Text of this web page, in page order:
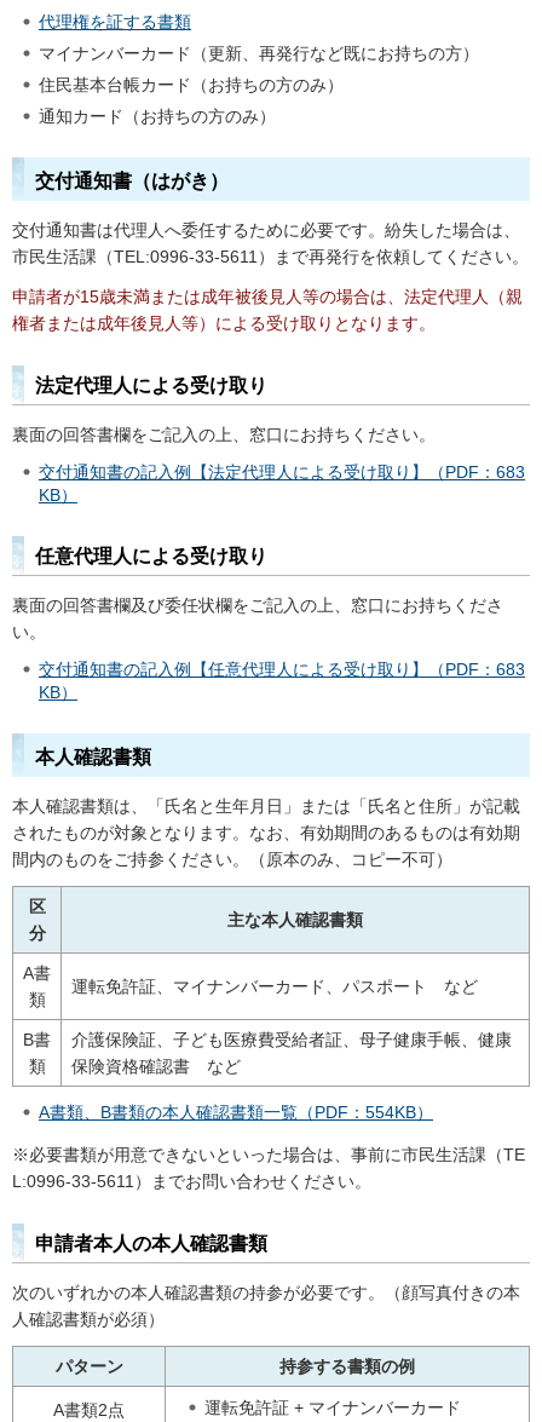
代理権を証する書類
マイナンバーカード（更新、再発行など既にお持ちの方）
住民基本台帳カード（お持ちの方のみ）
通知カード（お持ちの方のみ）
交付通知書（はがき）
交付通知書は代理人へ委任するために必要です。紛失した場合は、
市民生活課（TEL:0996-33-5611）まで再発行を依頼してください。
申請者が15歳未満または成年被後見人等の場合は、法定代理人（親
権者または成年後見人等）による受け取りとなります。
法定代理人による受け取り
裏面の回答書欄をご記入の上、窓口にお持ちください。
交付通知書の記入例【法定代理人による受け取り】（PDF：683
KB）
任意代理人による受け取り
裏面の回答書欄及び委任状欄をご記入の上、窓口にお持ちくださ
い。
交付通知書の記入例【任意代理人による受け取り】（PDF：683
KB）
本人確認書類
本人確認書類は、「氏名と生年月日」または「氏名と住所」が記載
されたものが対象となります。なお、有効期間のあるものは有効期
間内のものをご持参ください。（原本のみ、コピー不可）
区
分
主な本人確認書類
A書
類
運転免許証、マイナンバーカード、パスポート など
B書
類
介護保険証、子ども医療費受給者証、母子健康手帳、健康
保険資格確認書
など
A書類、B書類の本人確認書類一覧（PDF：554KB）
※必要書類が用意できないといった場合は、事前に市民生活課（TE
L:0996-33-5611）までお問い合わせください。
申請者本人の本人確認書類
次のいずれかの本人確認書類の持参が必要です。（顔写真付きの本
人確認書類が必須）
パターン 持参する書類の例
A書類2点 運転免許証 + マイナンバーカード